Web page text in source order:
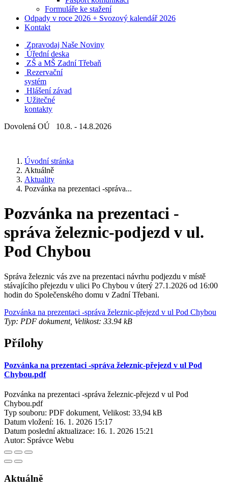
Formuláře ke stažení
Odpady v roce 2026 + Svozový kalendář 2026
Kontakt
Zpravodaj Naše Noviny
Úřední deska
ZŠ a MŠ Zadní Třebaň
Rezervační
systém
Hlášení závad
Užitečné
kontakty
Dovolená OÚ 10.8. - 14.8.2026
Úvodní stránka
Aktuálně
Aktuality
Pozvánka na prezentaci -správa...
Pozvánka na prezentaci -
správa železnic-podjezd v ul.
Pod Chybou
Správa železnic vás zve na prezentaci návrhu podjezdu v místě
stávajícího přejezdu v ulici Po Chybou v úterý 27.1.2026 od 16:00
hodin do Společenského domu v Zadní Třebani.
Pozvánka na prezentaci -správa železnic-přejezd v ul Pod Chybou
Typ: PDF dokument, Velikost: 33.94 kB
Přílohy
Pozvánka na prezentaci -správa železnic-přejezd v ul Pod
Chybou.pdf
Pozvánka na prezentaci -správa železnic-přejezd v ul Pod
Chybou.pdf
Typ souboru: PDF dokument, Velikost: 33,94 kB
Datum vložení: 16. 1. 2026 15:17
Datum poslední aktualizace: 16. 1. 2026 15:21
Autor: Správce Webu
Aktuálně